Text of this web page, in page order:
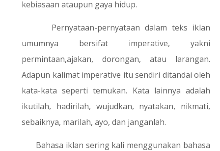
kebiasaan ataupun gaya hidup.
Pernyataan-pernyataan dalam teks iklan
umumnya bersifat imperative, yakni
permintaan,ajakan, dorongan, atau larangan.
Adapun kalimat imperative itu sendiri ditandai oleh
kata-kata seperti temukan. Kata lainnya adalah
ikutilah, hadirilah, wujudkan, nyatakan, nikmati,
sebaiknya, marilah, ayo, dan janganlah.
Bahasa iklan sering kali menggunakan bahasa